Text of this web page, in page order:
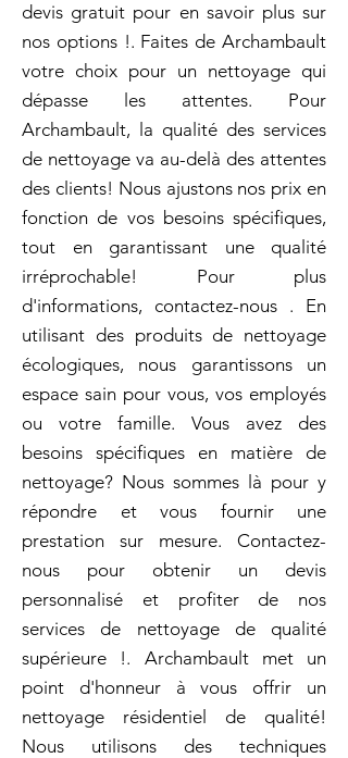
devis gratuit pour en savoir plus sur
nos options !. Faites de Archambault
votre choix pour un nettoyage qui
dépasse les attentes. Pour
Archambault, la qualité des services
de nettoyage va au-delà des attentes
des clients! Nous ajustons nos prix en
fonction de vos besoins spécifiques,
tout en garantissant une qualité
irréprochable! Pour plus
d'informations, contactez-nous . En
utilisant des produits de nettoyage
écologiques, nous garantissons un
espace sain pour vous, vos employés
ou votre famille. Vous avez des
besoins spécifiques en matière de
nettoyage? Nous sommes là pour y
répondre et vous fournir une
prestation sur mesure. Contactez-
nous pour obtenir un devis
personnalisé et profiter de nos
services de nettoyage de qualité
supérieure !. Archambault met un
point d'honneur à vous offrir un
nettoyage résidentiel de qualité!
Nous utilisons des techniques